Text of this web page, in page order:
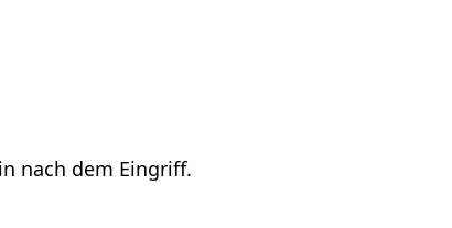
nach dem Eingriff.